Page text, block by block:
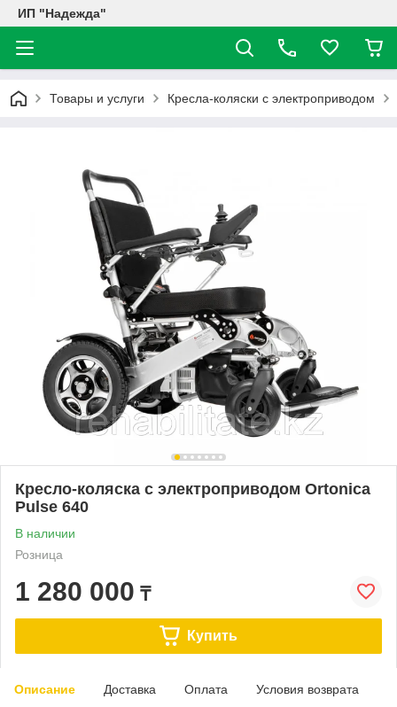
ИП "Надежда"
Товары и услуги Кресла-коляски с электроприводом
Кресло-коляска с электроприводом Ortonica
Pulse 640
В наличии
Розница
1 280 000 ₸
Купить
Описание Доставка Оплата Условия возврата